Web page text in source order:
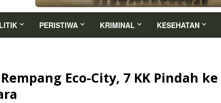
PERISTIWA KRIMINAL KESEHATAN
Eco-City, 7 KK Pindah ke